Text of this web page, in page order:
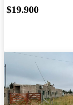
$19.900